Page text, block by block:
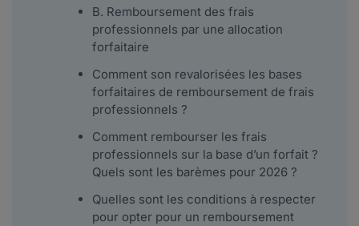
B. Remboursement des frais
professionnels par une allocation
forfaitaire
Comment son revalorisées les bases
forfaitaires de remboursement de frais
professionnels ?
Comment rembourser les frais
professionnels sur la base d’un forfait ?
Quels sont les barèmes pour 2026 ?
Quelles sont les conditions à respecter
pour opter pour un remboursement